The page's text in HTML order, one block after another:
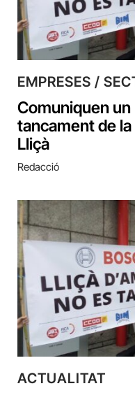
EMPRESES /
Comuniquen un
tancament de
Lliçà
Redacció
ACTUALITAT